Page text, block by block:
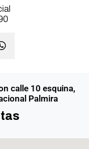
calle 10 esquina,
Palmira